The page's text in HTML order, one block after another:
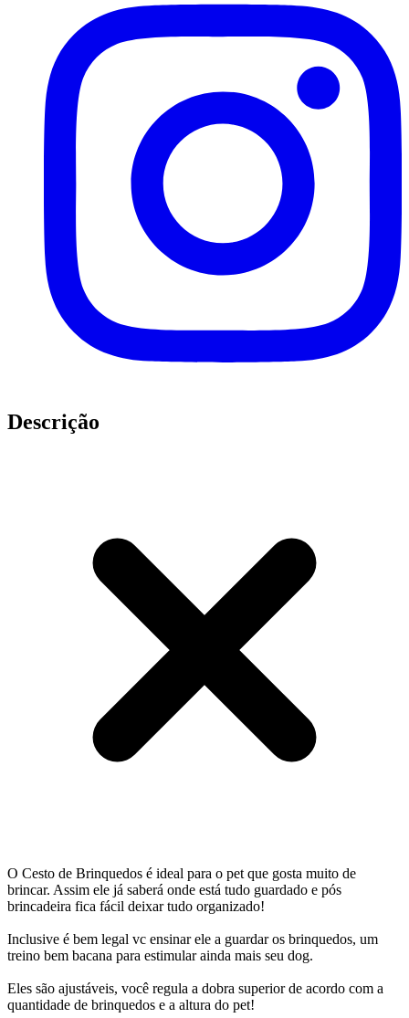
Descrição
O Cesto de Brinquedos é ideal para o pet que gosta muito de
brincar. Assim ele já saberá onde está tudo guardado e pós
brincadeira fica fácil deixar tudo organizado!
Inclusive é bem legal vc ensinar ele a guardar os brinquedos, um
treino bem bacana para estimular ainda mais seu dog.
Eles são ajustáveis, você regula a dobra superior de acordo com a
quantidade de brinquedos e a altura do pet!